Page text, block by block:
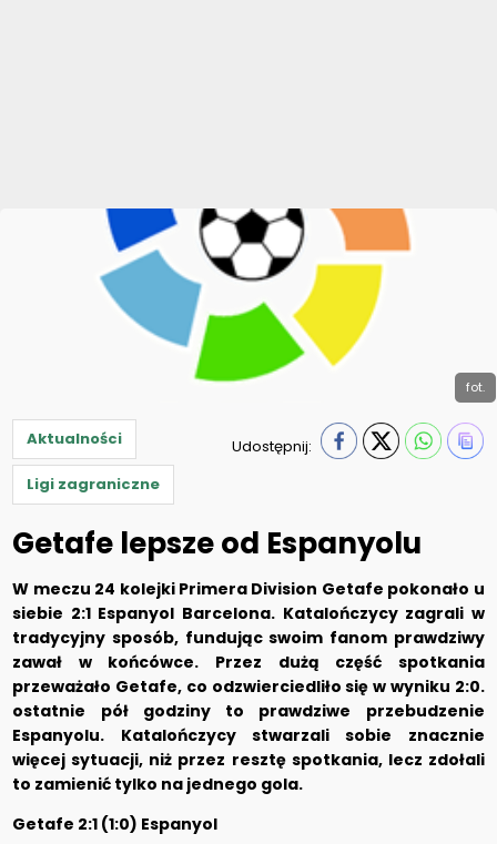
fot.
Aktualności
Ligi zagraniczne
Udostępnij:
Getafe lepsze od Espanyolu
W meczu 24 kolejki Primera Division Getafe pokonało u
siebie 2:1 Espanyol Barcelona. Katalończycy zagrali w
tradycyjny sposób, fundując swoim fanom prawdziwy
zawał w końcówce. Przez dużą część spotkania
przeważało Getafe, co odzwierciedliło się w wyniku 2:0.
ostatnie pół godziny to prawdziwe przebudzenie
Espanyolu. Katalończycy stwarzali sobie znacznie
więcej sytuacji, niż przez resztę spotkania, lecz zdołali
to zamienić tylko na jednego gola.
Getafe 2:1 (1:0) Espanyol